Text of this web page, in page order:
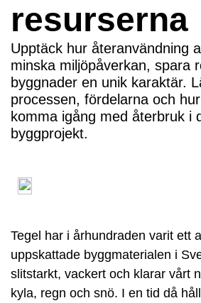
resurserna
Upptäck hur återanvändning
minska miljöpåverkan, spara
byggnader en unik karaktär.
processen, fördelarna och
komma igång med återbruk i
byggprojekt.
Tegel har i århundraden varit ett
uppskattade byggmaterialen i
slitstarkt, vackert och klarar vårt
kyla, regn och snö. I en tid då